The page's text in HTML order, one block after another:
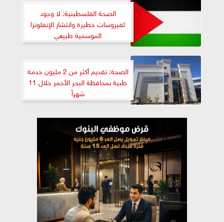
الصحة الفلسطينية: لا وجود
لفيروسات خطيرة وانتشار الإنفلونزا
الموسمية طبيعي
الصحة: تقديم أكثر من 2 مليون خدمة
طبية بمحافظة البحر الأحمر خلال 11
شهراً